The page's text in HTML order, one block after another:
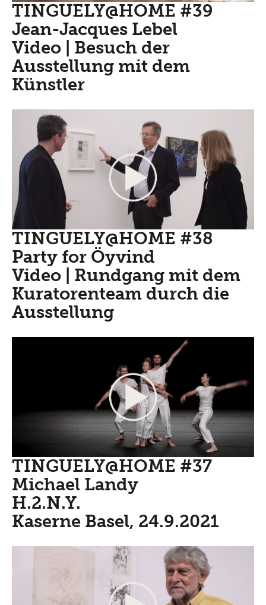
TINGUELY@HOME #39
Jean-Jacques Lebel
Video | Besuch der
Ausstellung mit dem
Künstler
TINGUELY@HOME #38
Party for Öyvind
Video | Rundgang mit dem
Kuratorenteam durch die
Ausstellung
TINGUELY@HOME #37
Michael Landy
H.2.N.Y.
Kaserne Basel, 24.9.2021